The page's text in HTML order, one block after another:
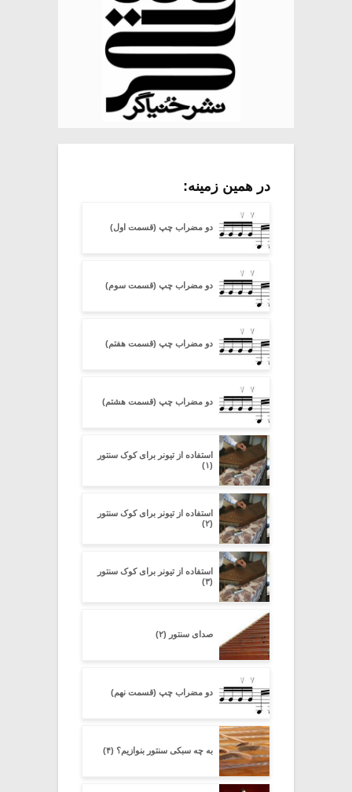
در همین زمینه:
دو مضراب چپ (قسمت اول)
دو مضراب چپ (قسمت سوم)
دو مضراب چپ (قسمت هفتم)
دو مضراب چپ (قسمت هشتم)
استفاده از تیونر برای کوک سنتور
(۱)
استفاده از تیونر برای کوک سنتور
(۲)
استفاده از تیونر برای کوک سنتور
(۳)
صدای سنتور (۲)
دو مضراب چپ (قسمت نهم)
به چه سبکی سنتور بنوازیم؟ (۴)